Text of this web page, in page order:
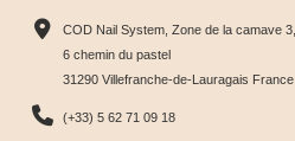
COD Nail System, Zone de la camave 3,
6 chemin du pastel
31290 Villefranche-de-Lauragais France
(+33) 5 62 71 09 18